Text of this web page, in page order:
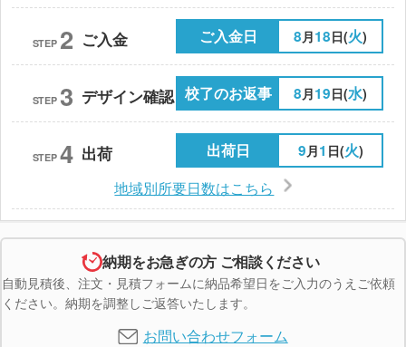
STEP 2 ご入金 ご入金日 8月18日(火)
STEP 3 デザイン確認 校了のお返事 8月19日(水)
STEP 4 出荷 出荷日 9月1 日(火)
地域別所要日数はこちら
納期をお急ぎの方 ご相談ください
自動見積後、注文・見積フォームに納品希望日をご入力のうえご依頼
ください。納期を調整しご返答いたします。
お問い合わせフォーム